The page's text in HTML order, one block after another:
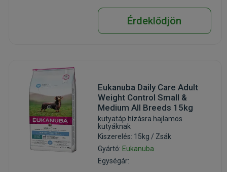
Érdeklődjön
Eukanuba Daily Care Adult
Weight Control Small &
Medium All Breeds 15kg
kutyatáp hízásra hajlamos
kutyáknak
Kiszerelés: 15kg / Zsák
Gyártó: Eukanuba
Egységár: